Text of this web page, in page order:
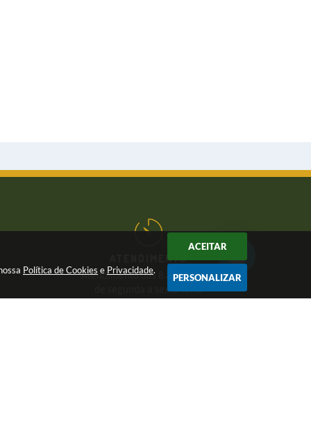
Política de Cookies e Privacidade.
ACEITAR
PERSONALIZAR
ATENDIMENTO
Atendimento das 8 às 17 horas,
de segunda a sexta-feira